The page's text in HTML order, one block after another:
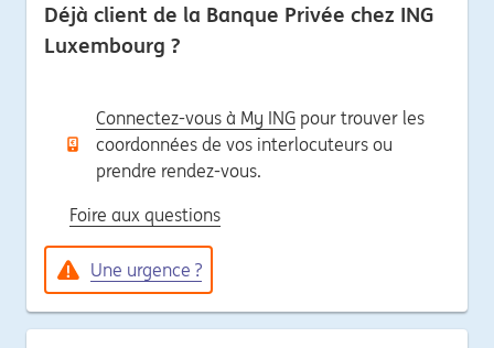
Déjà client de la Banque Privée chez ING
Luxembourg ?
Connectez-vous à My ING pour trouver les
coordonnées de vos interlocuteurs ou
prendre rendez-vous.
Foire aux questions
Une urgence ?